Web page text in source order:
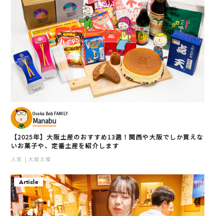
Osaka Bob FAMILY
Manabu
【2025年】大阪土産のおすすめ13選！関西や大阪でしか買えな
いお菓子や、定番土産を紹介します
人気 大阪土産
Article